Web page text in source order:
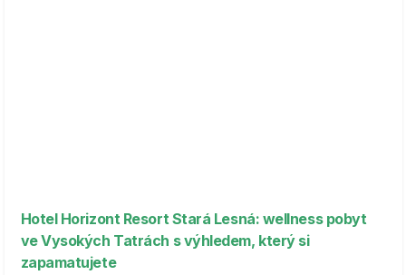
Hotel Horizont Resort Stará Lesná: wellness pobyt
ve Vysokých Tatrách s výhledem, který si
zapamatujete